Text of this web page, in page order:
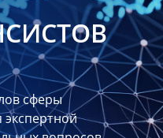
сферы
экспертной